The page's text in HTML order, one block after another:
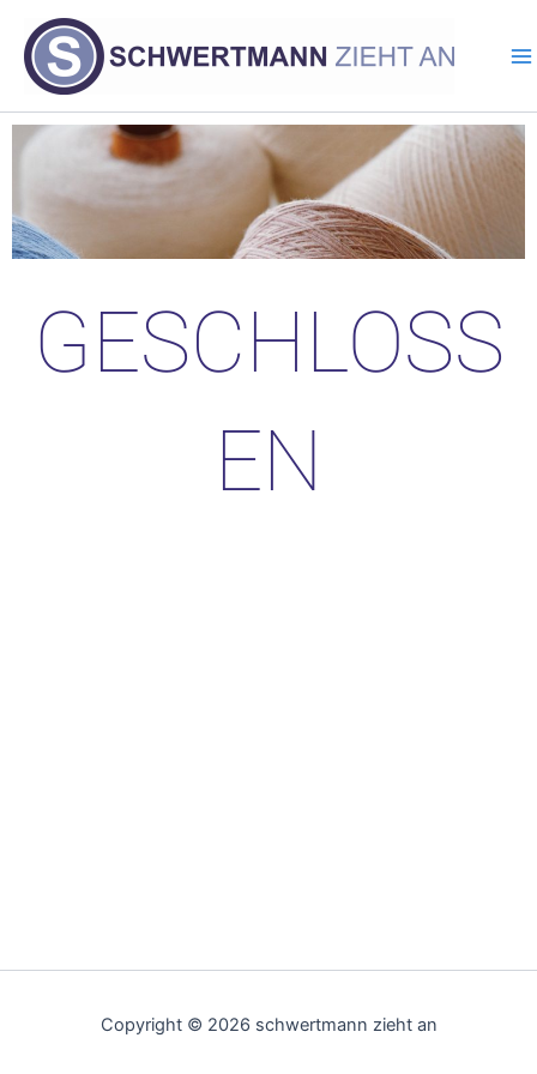
Inhalt
springen
GESCHLOSS
EN
Copyright © 2026 schwertmann zieht an